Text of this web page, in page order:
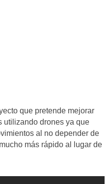
que pretende mejorar
utilizando drones ya que
al no depender de
más rápido al lugar de